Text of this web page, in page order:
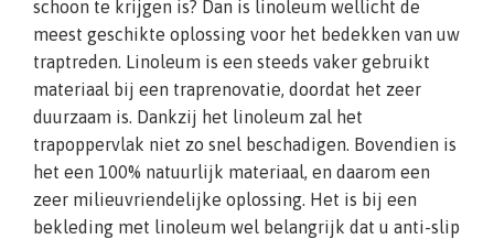
schoon te krijgen is? Dan is linoleum wellicht de
meest geschikte oplossing voor het bedekken van uw
traptreden. Linoleum is een steeds vaker gebruikt
materiaal bij een traprenovatie, doordat het zeer
duurzaam is. Dankzij het linoleum zal het
trapoppervlak niet zo snel beschadigen. Bovendien is
het een 100% natuurlijk materiaal, en daarom een
zeer milieuvriendelijke oplossing. Het is bij een
bekleding met linoleum wel belangrijk dat u anti-slip